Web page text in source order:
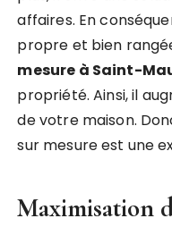
affaires. En
propre et bien
mesure à Saint-
propriété. Ainsi, il
de votre maison.
sur mesure est une
Maximisation